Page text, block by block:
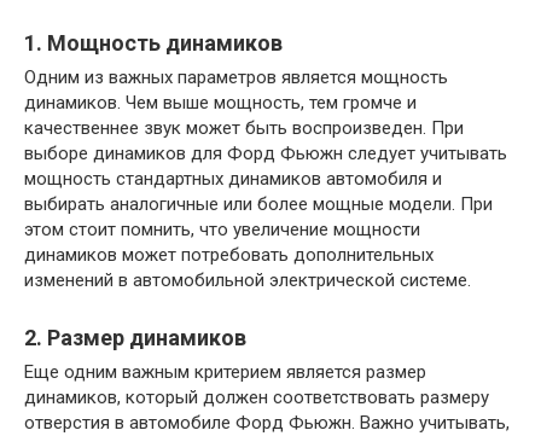
1. Мощность динамиков
Одним из важных параметров является мощность
динамиков. Чем выше мощность, тем громче и
качественнее звук может быть воспроизведен. При
выборе динамиков для Форд Фьюжн следует учитывать
мощность стандартных динамиков автомобиля и
выбирать аналогичные или более мощные модели. При
этом стоит помнить, что увеличение мощности
динамиков может потребовать дополнительных
изменений в автомобильной электрической системе.
2. Размер динамиков
Еще одним важным критерием является размер
динамиков, который должен соответствовать размеру
отверстия в автомобиле Форд Фьюжн. Важно учитывать,